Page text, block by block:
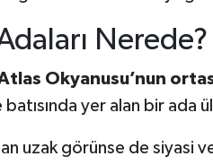
Nerede?
Okyanusu’nun
yer alan bir ada
uzak görünse de siyasi